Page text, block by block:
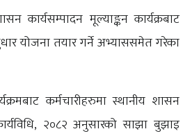
कार्यसम्पादन मूल्याङ्कन कार्यक्रबाट
सुधार योजना तयार गर्ने अभ्याससमेत गरेका
कर्मचारीहरुमा स्थानीय शासन
२०८२ अनुसारको साझा बुझाइ